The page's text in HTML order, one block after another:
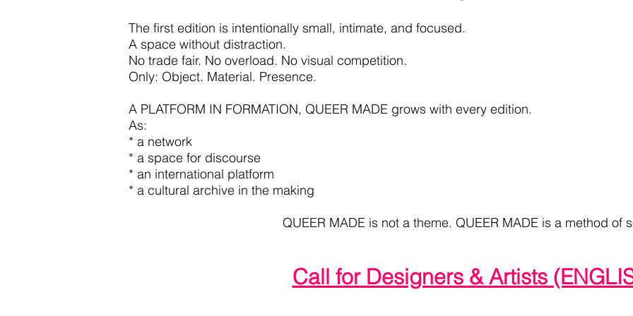
The first edition is intentionally small, intimate, and focused.
A space without distraction.
No trade fair. No overload. No visual competition.
Only: Object. Material. Presence.
A PLATFORM IN FORMATION, QUEER MADE grows with every edition.
As:
* a network
* a space for discourse
* an international platform
* a cultural archive in the making
QUEER MADE is not a theme. QUEER MADE is a method of
Call for Designers & Artists